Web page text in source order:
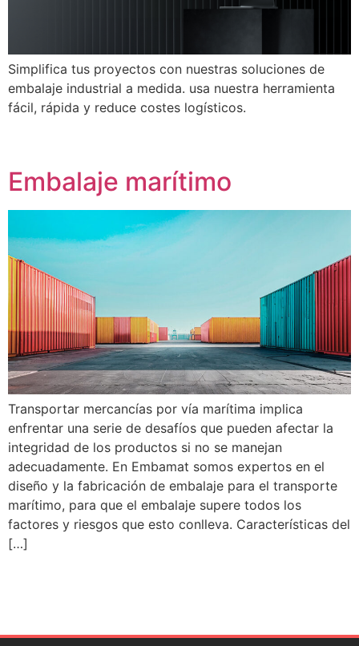
Simplifica tus proyectos con nuestras soluciones de
embalaje industrial a medida. usa nuestra herramienta
fácil, rápida y reduce costes logísticos.
Embalaje marítimo
Transportar mercancías por vía marítima implica
enfrentar una serie de desafíos que pueden afectar la
integridad de los productos si no se manejan
adecuadamente. En Embamat somos expertos en el
diseño y la fabricación de embalaje para el transporte
marítimo, para que el embalaje supere todos los
factores y riesgos que esto conlleva. Características del
[…]